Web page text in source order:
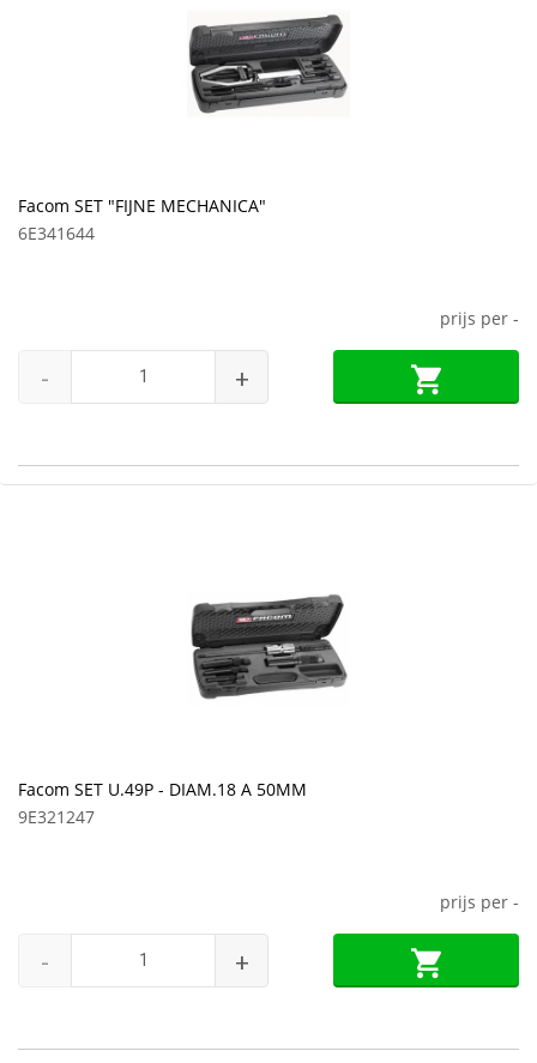
Facom SET "FIJNE MECHANICA"
6E341644
prijs per -
- +
Facom SET U.49P - DIAM.18 A 50MM
9E321247
prijs per -
- +